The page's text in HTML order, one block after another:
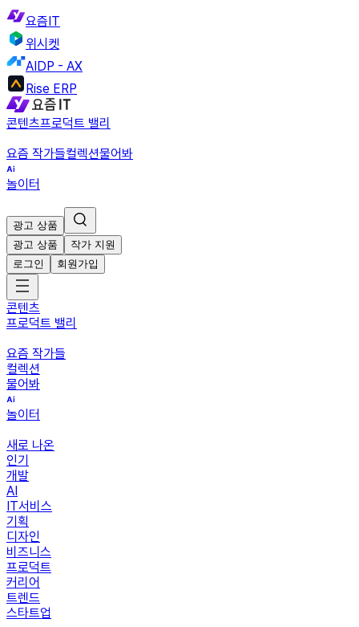
요즘IT
위시켓
AIDP - AX
Rise ERP
콘텐츠프로덕트 밸리
요즘 작가들컬렉션물어봐
놀이터
광고 상품
광고 상품
작가 지원
로그인
회원가입
콘텐츠
프로덕트 밸리
요즘 작가들
컬렉션
물어봐
놀이터
새로 나온
인기
개발
AI
IT서비스
기획
디자인
비즈니스
프로덕트
커리어
트렌드
스타트업